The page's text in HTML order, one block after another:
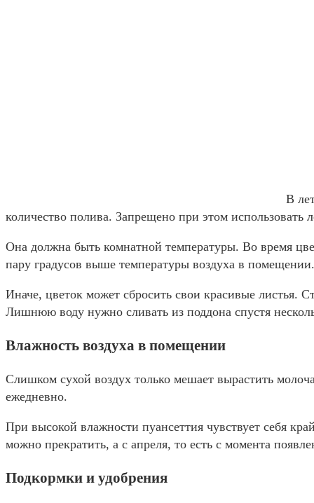
В
количество полива. Запрещено при этом использовать
Она должна быть комнатной температуры. Во время
пару градусов выше температуры воздуха в помещении.
Иначе, цветок может сбросить свои красивые листья.
Лишнюю воду нужно сливать из поддона спустя
Влажность воздуха в помещении
Слишком сухой воздух только мешает вырастить
ежедневно.
При высокой влажности пуансеттия чувствует себя
можно прекратить, а с апреля, то есть с момента
Подкормки и удобрения